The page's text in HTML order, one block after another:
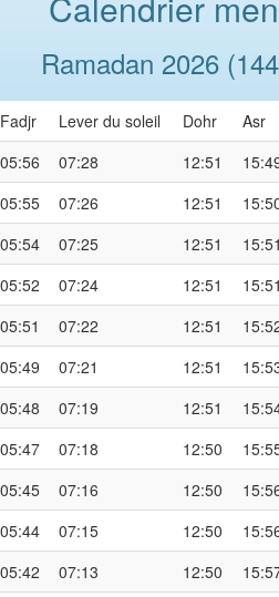
Ramadan 2026
Fadjr Lever du soleil Dohr Asr
05:56 07:28 12:51
05:55 07:26 12:51
05:54 07:25 12:51 15:51
05:52 07:24 12:51 15:51
05:51 07:22 12:51
05:49 07:21 12:51
05:48 07:19 12:51
05:47 07:18 12:50
05:45 07:16 12:50
05:44 07:15 12:50
05:42 07:13 12:50